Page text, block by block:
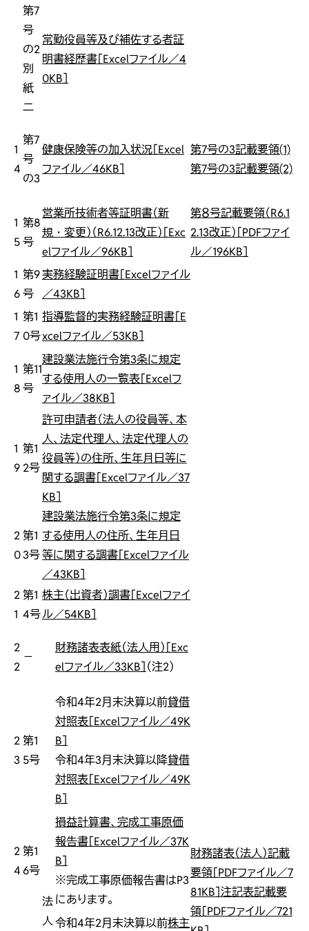
第7
号
の2
別
紙
二
常勤役員等及び補佐する者証
明書経歴書［Excelファイル／4
0KB］
1
4
第7
号
の3
健康保険等の加入状況［Excel
ファイル／46KB］
第7号の3記載要領(1)
第7号の3記載要領(2)
1
5
第8
号
営業所技術者等証明書（新
規・変更）（R6.12.13改正）［Exc
elファイル／96KB］
第８号記載要領（R6.1
2.13改正）［PDFファイ
ル／196KB］
1
6
第9
号
実務経験証明書［Excelファイル
／43KB］
1
7
第1
0号
指導監督的実務経験証明書［E
xcelファイル／53KB］
1
8
第11
号
建設業法施行令第3条に規定
する使用人の一覧表［Excelフ
ァイル／38KB］
1
9
第1
2号
許可申請者（法人の役員等、本
人、法定代理人、法定代理人の
役員等）の住所、生年月日等に
関する調書［Excelファイル／37
KB］
2
0
第1
3号
建設業法施行令第3条に規定
する使用人の住所、生年月日
等に関する調書［Excelファイル
／43KB］
2
1
第1
4号
株主（出資者）調書［Excelファイ
ル／54KB］
2
2
－
法
人
財務諸表表紙（法人用）［Exc
elファイル／33KB］ （注2）
財務諸表（法人）記載
要領［PDFファイル／7
81KB］注記表記載要
領［PDFファイル／721
2
3
第1
5号
令和4年2月末決算以前貸借
対照表［Excelファイル／49K
B］
令和4年3月末決算以降貸借
対照表［Excelファイル／49K
B］
2
4
第1
6号
損益計算書、完成工事原価
報告書［Excelファイル／37K
B］
※完成工事原価報告書はP3
にあります。
令和4年2月末決算以前株主